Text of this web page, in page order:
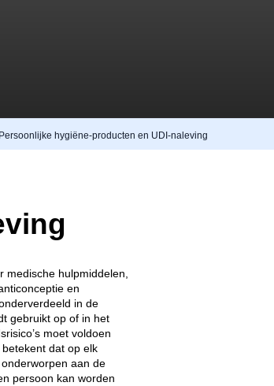
Persoonlijke hygiëne-producten en UDI-naleving
medische hulpmiddelen,
en
in de
gebruikt op of in het
moet voldoen
dat op elk
aan de
persoon kan worden